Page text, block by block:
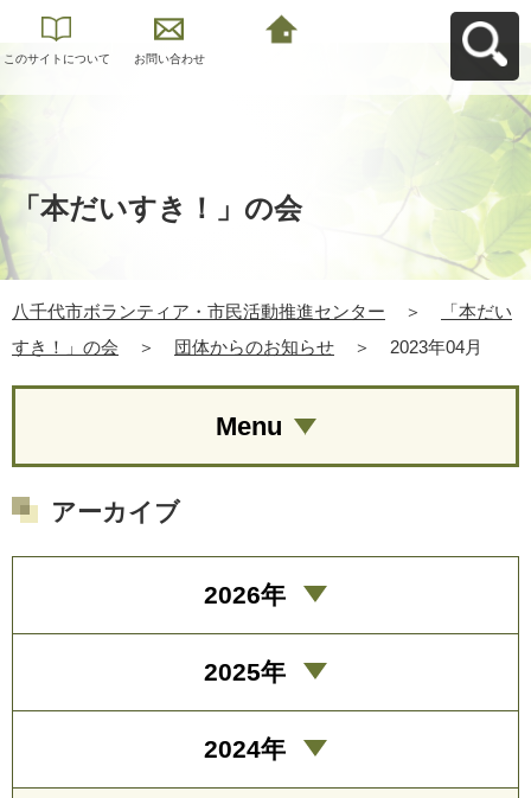
このサイトについて お問い合わせ
「本だいすき！」の会
八千代市ボランティア・市民活動推進センター ＞
「本だい
すき！」の会
＞ 団体からのお知らせ ＞ 2023年04月
Menu
アーカイブ
2026年
2025年
2024年